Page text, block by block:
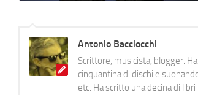
Antonio Bacciocchi
Scrittore, musicista, blogger.
cinquantina di dischi e
etc. Ha scritto una decina di